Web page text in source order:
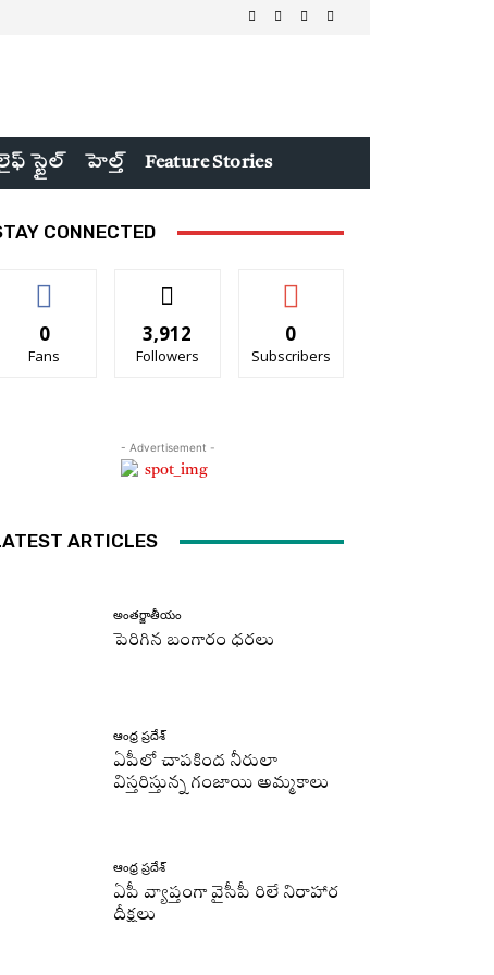
స్టైల్ హెల్త్ Feature Stories
CONNECTED
0
Fans
3,912
Followers
0
Subscribers
- Advertisement -
ARTICLES
అంతర్జాతీయం
పెరిగిన బంగారం ధరలు
ఆంధ్ర ప్రదేశ్
ఏపీలో చాపకింద నీరులా
విస్తరిస్తున్న గంజాయి అమ్మకాలు
ఆంధ్ర ప్రదేశ్
ఏపీ వ్యాప్తంగా వైసీపీ రిలే నిరాహార
దీక్షలు